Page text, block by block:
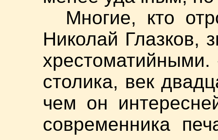
Многие, кто
Николай Глазков,
столика, век
чем он
современника